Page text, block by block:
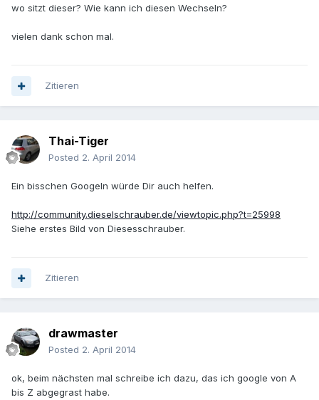
wo sitzt dieser? Wie kann ich diesen Wechseln?
vielen dank schon mal.
Zitieren
Thai-Tiger
Posted 2. April 2014
Ein bisschen Googeln würde Dir auch helfen.
http://community.dieselschrauber.de/viewtopic.php?t=25998
Siehe erstes Bild von Diesesschrauber.
Zitieren
drawmaster
Posted 2. April 2014
ok, beim nächsten mal schreibe ich dazu, das ich google von A
bis Z abgegrast habe.